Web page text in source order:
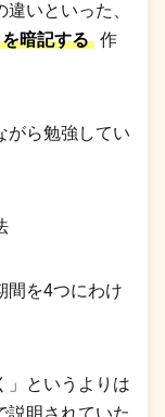
いといった、
暗記する 作
がら勉強してい
間を4つにわけ
」というよりは